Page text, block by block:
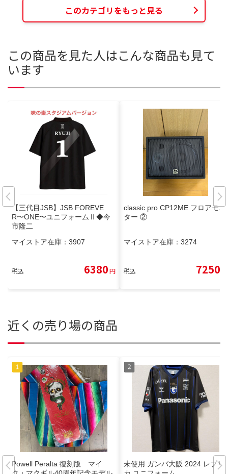
このカテゴリをもっと見る
この商品を見た人はこんな商品も見て
います
【三代目JSB】JSB FOREVE
R〜ONE〜ユニフォームⅡ◆今
市隆二
マイストア在庫： 3907
税込 6380円
classic pro CP12ME フロアモニ
ター ②
マイストア在庫： 3274
税込 7250
近くの売り場の商品
Powell Peralta 復刻版 マイ
未使用 ガンバ大阪 2024 レプリ